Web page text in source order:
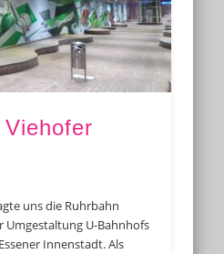
uns die Ruhrbahn
Umgestaltung U-Bahnhofs
Innenstadt. Als